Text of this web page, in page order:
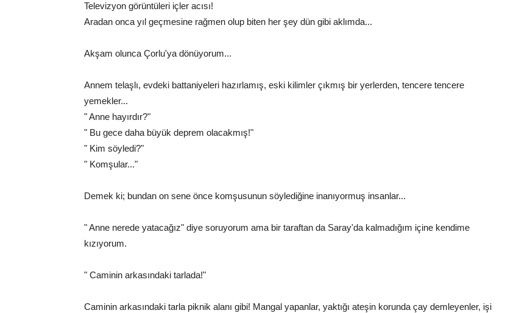
Televizyon görüntüleri içler acısı!
Aradan onca yıl geçmesine rağmen olup biten her şey dün gibi aklımda...
Akşam olunca Çorlu'ya dönüyorum...
Annem telaşlı, evdeki battaniyeleri hazırlamış, eski kilimler çıkmış bir yerlerden, tencere tencere
yemekler...
" Anne hayırdır?"
" Bu gece daha büyük deprem olacakmış!"
" Kim söyledi?"
" Komşular..."
Demek ki; bundan on sene önce komşusunun söylediğine inanıyormuş insanlar...
" Anne nerede yatacağız" diye soruyorum ama bir taraftan da Saray'da kalmadığım içine kendime
kızıyorum.
" Caminin arkasındaki tarlada!"
Caminin arkasındaki tarla piknik alanı gibi! Mangal yapanlar, yaktığı ateşin korunda çay demleyenler, işi